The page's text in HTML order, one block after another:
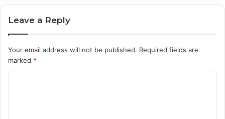
Leave a Reply
Your email address will not be published. Required fields are
marked *